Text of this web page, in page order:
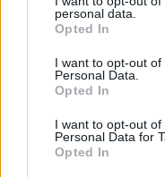
personal data.
Opted In
I want to opt-out
Personal Data.
Opted In
I want to opt-out
Personal Data for
Opted In